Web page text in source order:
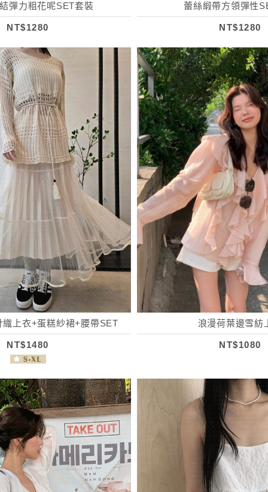
彈力粗花呢SET套裝
NT$1280
蕾絲緞帶方領彈性
NT$1280
織上衣+蛋糕紗裙+腰帶SET
NT$1480
浪漫荷葉邊雪紡
NT$1080